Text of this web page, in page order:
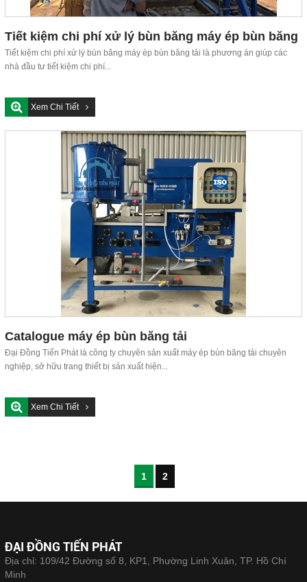
Tiết kiệm chi phí xử lý bùn băng máy ép bùn băng
tải
Tiết kiệm chi phí xử lý bùn băng máy ép bùn băng tải là phương án giúp các
nhà đầu tư tiết kiệm chi phí...
Xem Chi Tiết
Catalogue máy ép bùn băng tải
Đại Đồng Tiến Phát là công ty chuyên sản xuất máy ép bùn băng tải chuyên
nghiệp, sở hữu trang thiết bị sản xuất hiện...
Xem Chi Tiết
1 2
ĐẠI ĐỒNG TIẾN PHÁT
Địa chỉ: 109/42 Đường số 8, KP1, Phường Linh Xuân, TP. Hồ Chí
Minh